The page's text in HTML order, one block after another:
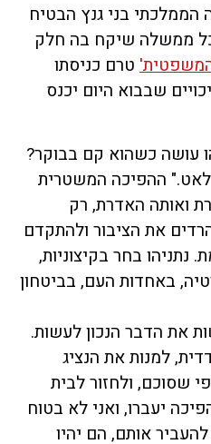
הממלכתי בני גנץ הבטיח
ממשלה שיקח בה חלק
טרם כניסתו
שבבוא היום יכנס
עושה כשהוא קם בבוקר?
ההפיכה המשטרית
ואותה האדרת, רק
את הציבור ולהתקדם
נתניהו בחר בקיצוניות,
באחדות העם, בביטחון
את הדבר הנכון לעשות.
למנות את הנציג
שסוכם, ולחזור לבית
יעברו, ואני לא בטוח
אותם, הם יהיו